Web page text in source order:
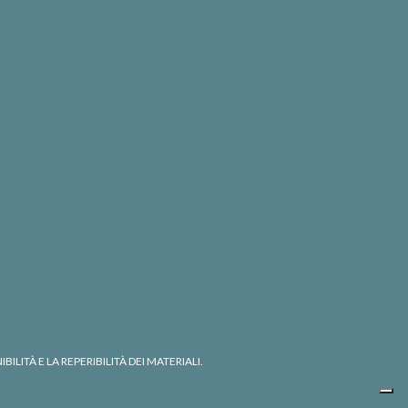
E LA REPERIBILITÀ DEI MATERIALI.